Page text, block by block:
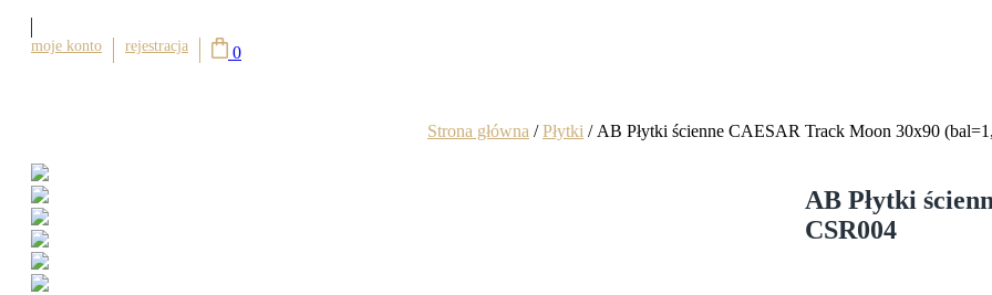
moje konto rejestracja 0
Strona główna /Płytki / AB Płytki ścienne CAESAR Track Moon 30x90
AB Płytki
CSR004